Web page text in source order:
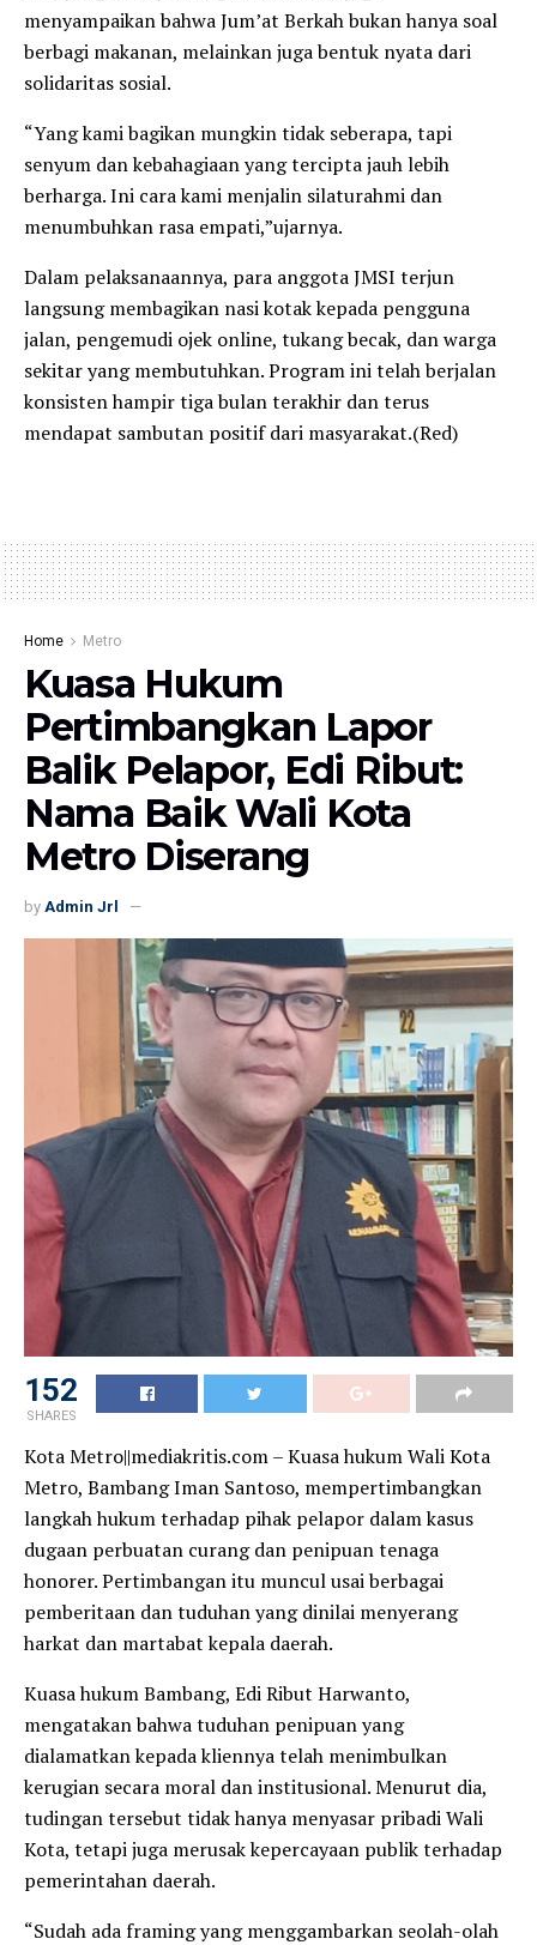
menyampaikan bahwa Jum’at Berkah bukan hanya soal
berbagi makanan, melainkan juga bentuk nyata dari
solidaritas sosial.
“Yang kami bagikan mungkin tidak seberapa, tapi
senyum dan kebahagiaan yang tercipta jauh lebih
berharga. Ini cara kami menjalin silaturahmi dan
menumbuhkan rasa empati,”ujarnya.
Dalam pelaksanaannya, para anggota JMSI terjun
langsung membagikan nasi kotak kepada pengguna
jalan, pengemudi ojek online, tukang becak, dan warga
sekitar yang membutuhkan. Program ini telah berjalan
konsisten hampir tiga bulan terakhir dan terus
mendapat sambutan positif dari masyarakat.(Red)
Home Metro
Kuasa Hukum
Pertimbangkan Lapor
Balik Pelapor, Edi Ribut:
Nama Baik Wali Kota
Metro Diserang
by Admin Jrl
152
SHARES
Kota Metro||mediakritis.com – Kuasa hukum Wali Kota
Metro, Bambang Iman Santoso, mempertimbangkan
langkah hukum terhadap pihak pelapor dalam kasus
dugaan perbuatan curang dan penipuan tenaga
honorer. Pertimbangan itu muncul usai berbagai
pemberitaan dan tuduhan yang dinilai menyerang
harkat dan martabat kepala daerah.
Kuasa hukum Bambang, Edi Ribut Harwanto,
mengatakan bahwa tuduhan penipuan yang
dialamatkan kepada kliennya telah menimbulkan
kerugian secara moral dan institusional. Menurut dia,
tudingan tersebut tidak hanya menyasar pribadi Wali
Kota, tetapi juga merusak kepercayaan publik terhadap
pemerintahan daerah.
“Sudah ada framing yang menggambarkan seolah-olah